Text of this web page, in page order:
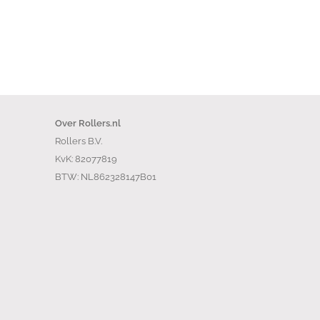
Over Rollers.nl
Rollers B.V.
KvK: 82077819
BTW: NL862328147B01